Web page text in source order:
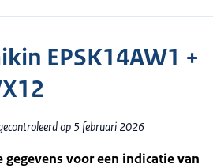
EPSK14AW1 +
op 5 februari 2026
voor een indicatie van